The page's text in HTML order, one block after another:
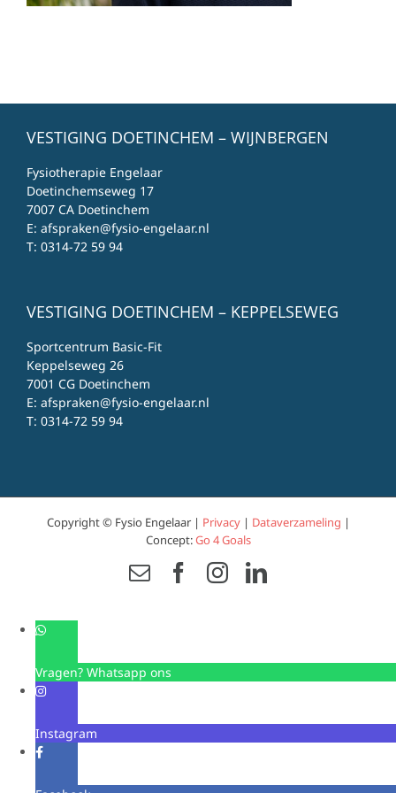
VESTIGING DOETINCHEM – WIJNBERGEN
Fysiotherapie Engelaar
Doetinchemseweg 17
7007 CA Doetinchem
E: afspraken@fysio-engelaar.nl
T: 0314-72 59 94
VESTIGING DOETINCHEM – KEPPELSEWEG
Sportcentrum Basic-Fit
Keppelseweg 26
7001 CG Doetinchem
E: afspraken@fysio-engelaar.nl
T: 0314-72 59 94
Copyright © Fysio Engelaar | Privacy| Dataverzameling |
Concept:Go 4 Goals
Email Facebook
Instagram
LinkedIn
Vragen? Whatsapp ons
Instagram